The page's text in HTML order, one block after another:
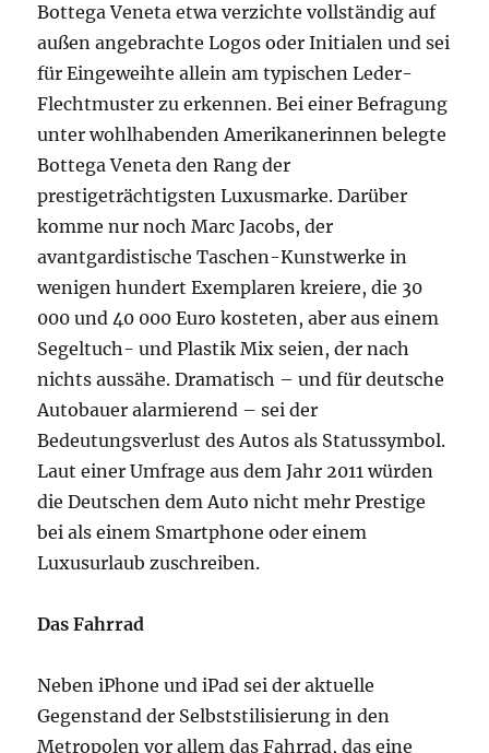
Bottega Veneta etwa verzichte vollständig auf
außen angebrachte Logos oder Initialen und sei
für Eingeweihte allein am typischen Leder-
Flechtmuster zu erkennen. Bei einer Befragung
unter wohlhabenden Amerikanerinnen belegte
Bottega Veneta den Rang der
prestigeträchtigsten Luxusmarke. Darüber
komme nur noch Marc Jacobs, der
avantgardistische Taschen-Kunstwerke in
wenigen hundert Exemplaren kreiere, die 30
000 und 40 000 Euro kosteten, aber aus einem
Segeltuch- und Plastik Mix seien, der nach
nichts aussähe. Dramatisch – und für deutsche
Autobauer alarmierend – sei der
Bedeutungsverlust des Autos als Statussymbol.
Laut einer Umfrage aus dem Jahr 2011 würden
die Deutschen dem Auto nicht mehr Prestige
bei als einem Smartphone oder einem
Luxusurlaub zuschreiben.
Das Fahrrad
Neben iPhone und iPad sei der aktuelle
Gegenstand der Selbststilisierung in den
Metropolen vor allem das Fahrrad, das eine